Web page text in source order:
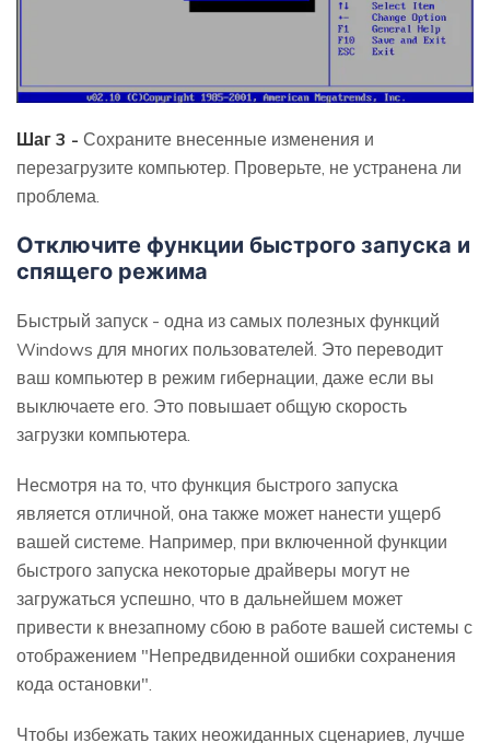
Шаг 3 - Сохраните внесенные изменения и
перезагрузите компьютер. Проверьте, не устранена ли
проблема.
Отключите функции быстрого запуска и
спящего режима
Быстрый запуск - одна из самых полезных функций
Windows для многих пользователей. Это переводит
ваш компьютер в режим гибернации, даже если вы
выключаете его. Это повышает общую скорость
загрузки компьютера.
Несмотря на то, что функция быстрого запуска
является отличной, она также может нанести ущерб
вашей системе. Например, при включенной функции
быстрого запуска некоторые драйверы могут не
загружаться успешно, что в дальнейшем может
привести к внезапному сбою в работе вашей системы с
отображением "Непредвиденной ошибки сохранения
кода остановки".
Чтобы избежать таких неожиданных сценариев, лучше